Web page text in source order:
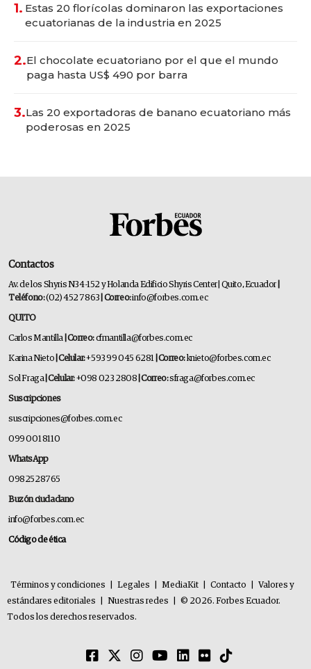
1. Estas 20 florícolas dominaron las exportaciones
ecuatorianas de la industria en 2025
2.El chocolate ecuatoriano por el que el mundo
paga hasta US$ 490 por barra
3.Las 20 exportadoras de banano ecuatoriano más
poderosas en 2025
Contactos
Av. de los Shyris N34-152 y Holanda Edificio Shyris Center | Quito, Ecuador
Teléfono:(02) 452 7863 | Correo:info@forbes.com.ec
QUITO
Carlos Mantilla | Correo:cfmantilla@forbes.com.ec
Karina Nieto | Celular:+593 99 045 6281 | Correo: knieto@forbes.com.ec
Sol Fraga | Celular:+098 023 2808 | Correo:sfraga@forbes.com.ec
Suscripciones
suscripciones@forbes.com.ec
099 001 8110
WhatsApp
0982528765
Buzón ciudadano
info@forbes.com.ec
Código de ética
Términos y condiciones Legales MediaKit Contacto
Valores y
estándares editoriales
Nuestras redes
© 2026. Forbes Ecuador.
Todos los derechos reservados.